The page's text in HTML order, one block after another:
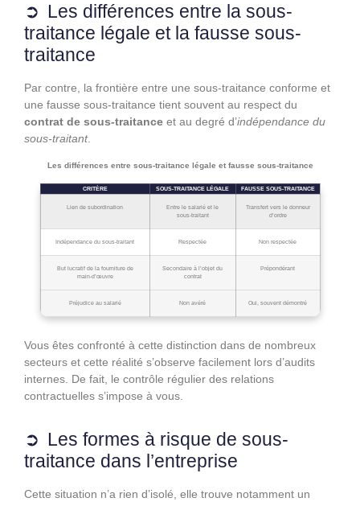
Les différences entre la sous-
traitance légale et la fausse sous-
traitance
Par contre, la frontière entre une sous-traitance conforme et
une fausse sous-traitance tient souvent au respect du
contrat de sous-traitance et au degré d’indépendance du
sous-traitant.
Les différences entre sous-traitance légale et fausse sous-traitance
CRITÈRE SOUS-TRAITANCE LÉGALE FAUSSE SOUS-TRAITANCE
Lien de subordination
Entre le salarié et le
sous-traitant
Transfert vers le donneur
d’ordre
Indépendance du sous-traitant Respectée Non respectée
But lucratif de la fourniture de
main-d’œuvre
Secondaire à l’objet du
contrat
Prépondérant
Préjudice au salarié Non avéré Oui, souvent démontré
Vous êtes confronté à cette distinction dans de nombreux
secteurs et cette réalité s’observe facilement lors d’audits
internes. De fait, le contrôle régulier des relations
contractuelles s’impose à vous.
Les formes à risque de sous-
traitance dans l’entreprise
Cette situation n’a rien d’isolé, elle trouve notamment un